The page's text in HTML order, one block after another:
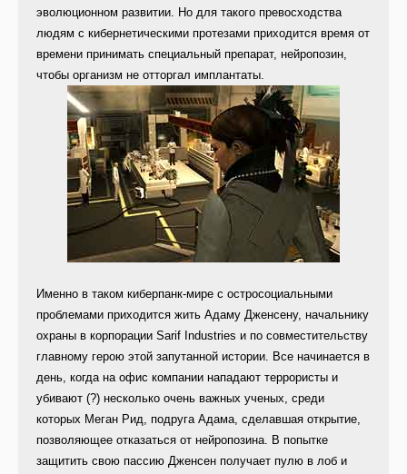
эволюционном развитии. Но для такого превосходства
людям с кибернетическими протезами приходится время от
времени принимать специальный препарат, нейропозин,
чтобы организм не отторгал имплантаты.
Именно в таком киберпанк-мире с остросоциальными
проблемами приходится жить Адаму Дженсену, начальнику
охраны в корпорации Sarif Industries и по совместительству
главному герою этой запутанной истории. Все начинается в
день, когда на офис компании нападают террористы и
убивают (?) несколько очень важных ученых, среди
которых Меган Рид, подруга Адама, сделавшая открытие,
позволяющее отказаться от нейропозина. В попытке
защитить свою пассию Дженсен получает пулю в лоб и